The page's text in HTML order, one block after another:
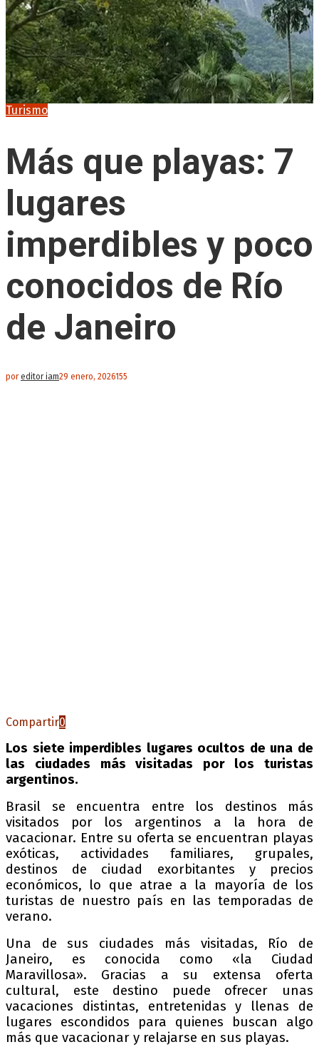
Turismo
Más que playas: 7
lugares
imperdibles y poco
conocidos de Río
de Janeiro
poreditor iam29 enero, 2026155
Compartir0
Los siete imperdibles lugares ocultos de una de
las ciudades más visitadas por los turistas
argentinos.
Brasil se encuentra entre los destinos más
visitados por los argentinos a la hora de
vacacionar. Entre su oferta se encuentran playas
exóticas, actividades familiares, grupales,
destinos de ciudad exorbitantes y precios
económicos, lo que atrae a la mayoría de los
turistas de nuestro país en las temporadas de
verano.
Una de sus ciudades más visitadas, Río de
Janeiro, es conocida como «la Ciudad
Maravillosa». Gracias a su extensa oferta
cultural, este destino puede ofrecer unas
vacaciones distintas, entretenidas y llenas de
lugares escondidos para quienes buscan algo
más que vacacionar y relajarse en sus playas.